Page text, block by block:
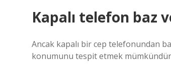
Kapalı telefon baz
Ancak kapalı bir cep telefonundan
konumunu tespit etmek